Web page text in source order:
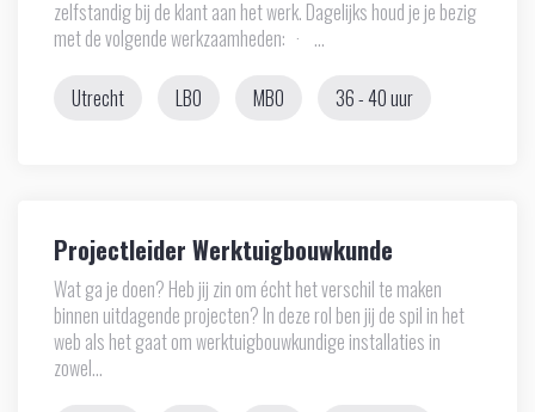
zelfstandig bij de klant aan het werk. Dagelijks houd je je bezig
met de volgende werkzaamheden: · ...
Utrecht LBO MBO 36 - 40 uur
Projectleider Werktuigbouwkunde
Wat ga je doen? Heb jij zin om écht het verschil te maken
binnen uitdagende projecten? In deze rol ben jij de spil in het
web als het gaat om werktuigbouwkundige installaties in
zowel...